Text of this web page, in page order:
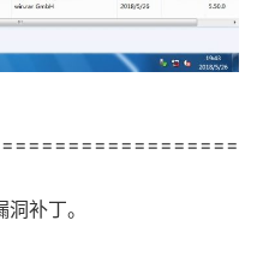
补丁。